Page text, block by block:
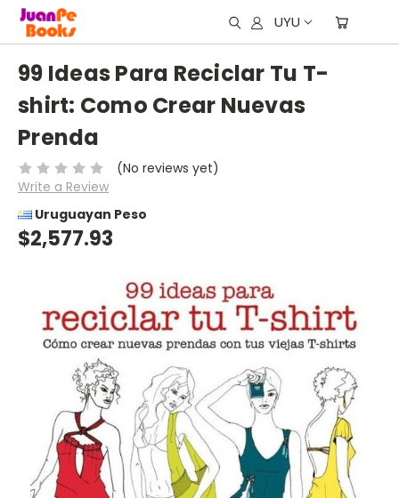
UYU
99 Ideas Para Reciclar Tu T-
shirt: Como Crear Nuevas
Prenda
(No reviews yet)
Write a Review
Uruguayan Peso
$2,577.93